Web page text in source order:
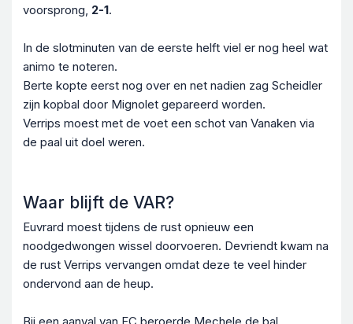
voorsprong, 2-1.
In de slotminuten van de eerste helft viel er nog heel wat
animo te noteren.
Berte kopte eerst nog over en net nadien zag Scheidler
zijn kopbal door Mignolet gepareerd worden.
Verrips moest met de voet een schot van Vanaken via
de paal uit doel weren.
Waar blijft de VAR?
Euvrard moest tijdens de rust opnieuw een
noodgedwongen wissel doorvoeren. Devriendt kwam na
de rust Verrips vervangen omdat deze te veel hinder
ondervond aan de heup.